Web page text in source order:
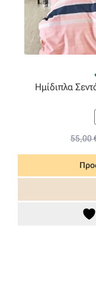
Ημίδιπλα
55,00